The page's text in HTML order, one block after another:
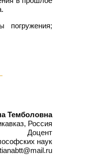
погружения;
Темболовна
Россия
Доцент
наук